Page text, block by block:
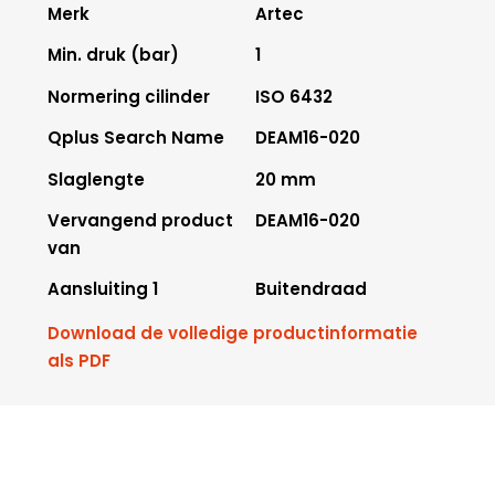
Merk
Artec
Min. druk (bar)
1
Normering cilinder
ISO 6432
Qplus Search Name
DEAM16-020
Slaglengte
20 mm
Vervangend product
van
DEAM16-020
Aansluiting 1
Buitendraad
Download de volledige productinformatie
als PDF